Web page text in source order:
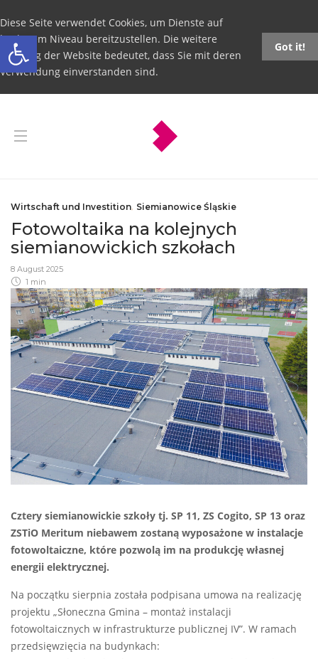
Open toolbar
Diese Seite verwendet Cookies, um Dienste auf
höchstem Niveau bereitzustellen. Die weitere
Nutzung der Website bedeutet, dass Sie mit deren
Verwendung einverstanden sind.
Got it!
Wirtschaft und Investition, Siemianowice Śląskie
Fotowoltaika na kolejnych
siemianowickich szkołach
8 August 2025
1 min
Cztery siemianowickie szkoły tj. SP 11, ZS Cogito, SP 13 oraz
ZSTiO Meritum niebawem zostaną wyposażone w instalacje
fotowoltaiczne, które pozwolą im na produkcję własnej
energii elektrycznej.
Na początku sierpnia została podpisana umowa na realizację
projektu „Słoneczna Gmina – montaż instalacji
fotowoltaicznych w infrastrukturze publicznej IV”. W ramach
przedsięwzięcia na budynkach: